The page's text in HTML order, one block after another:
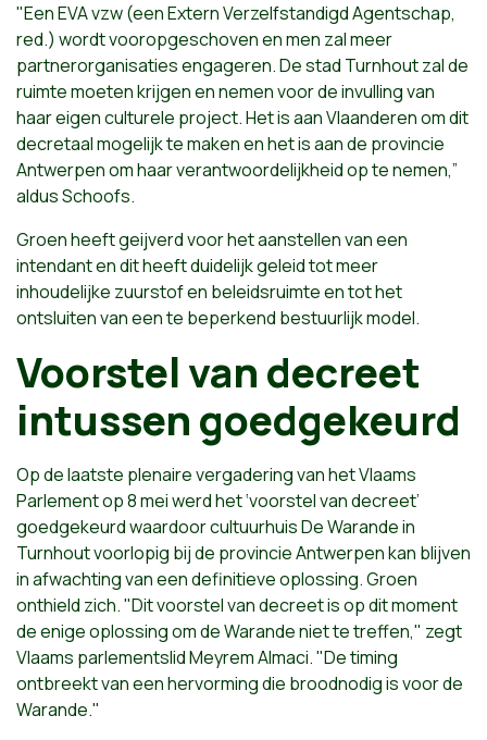
"Een EVA vzw (een Extern Verzelfstandigd Agentschap,
red.) wordt vooropgeschoven en men zal meer
partnerorganisaties engageren. De stad Turnhout zal de
ruimte moeten krijgen en nemen voor de invulling van
haar eigen culturele project. Het is aan Vlaanderen om dit
decretaal mogelijk te maken en het is aan de provincie
Antwerpen om haar verantwoordelijkheid op te nemen,”
aldus Schoofs.
Groen heeft geijverd voor het aanstellen van een
intendant en dit heeft duidelijk geleid tot meer
inhoudelijke zuurstof en beleidsruimte en tot het
ontsluiten van een te beperkend bestuurlijk model.
Voorstel van decreet
intussen goedgekeurd
Op de laatste plenaire vergadering van het Vlaams
Parlement op 8 mei werd het‘voorstel van decreet’
goedgekeurd waardoor cultuurhuis De Warande in
Turnhout voorlopig bij de provincie Antwerpen kan blijven
in afwachting van een definitieve oplossing. Groen
onthield zich. "Dit voorstel van decreet is op dit moment
de enige oplossing om de Warande niet te treffen," zegt
Vlaams parlementslid Meyrem Almaci. "De timing
ontbreekt van een hervorming die broodnodig is voor de
Warande."